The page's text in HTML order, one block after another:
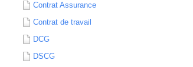
Contrat Assurance
Contrat de travail
DCG
DSCG